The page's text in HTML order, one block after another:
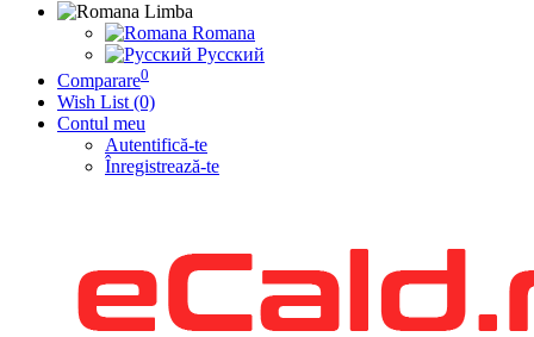
Limba
Romana
Русский
Comparare0
Wish List (0)
Contul meu
Autentifică-te
Înregistrează-te